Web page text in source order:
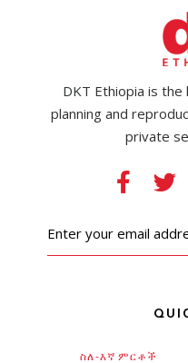
DKT Ethiopia is
planning and
private
ስለ-እኛ ምርቶች